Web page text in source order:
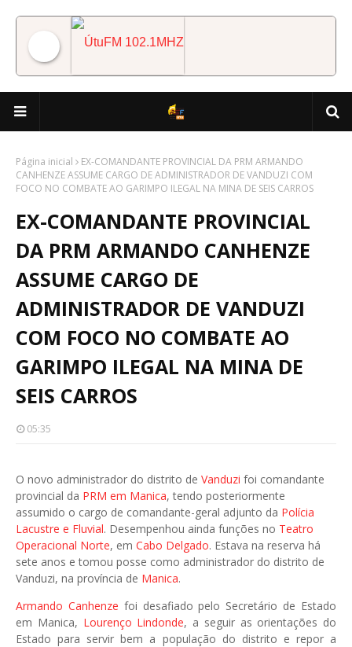
ÚtuFM 102.1MHZ
Página inicial
EX-COMANDANTE PROVINCIAL DA PRM ARMANDO
CANHENZE ASSUME CARGO DE ADMINISTRADOR DE VANDUZI COM
FOCO NO COMBATE AO GARIMPO ILEGAL NA MINA DE SEIS CARROS
EX-COMANDANTE PROVINCIAL
DA PRM ARMANDO CANHENZE
ASSUME CARGO DE
ADMINISTRADOR DE VANDUZI
COM FOCO NO COMBATE AO
GARIMPO ILEGAL NA MINA DE
SEIS CARROS
05:35
O novo administrador do distrito de Vanduzi foi comandante
provincial da PRM em Manica, tendo posteriormente
assumido o cargo de comandante-geral adjunto da Polícia
Lacustre e Fluvial. Desempenhou ainda funções no Teatro
Operacional Norte, em Cabo Delgado. Estava na reserva há
sete anos e tomou posse como administrador do distrito de
Vanduzi, na província de Manica.
Armando Canhenze foi desafiado pelo Secretário de Estado
em Manica, Lourenço Lindonde, a seguir as orientações do
Estado para servir bem a população do distrito e repor a